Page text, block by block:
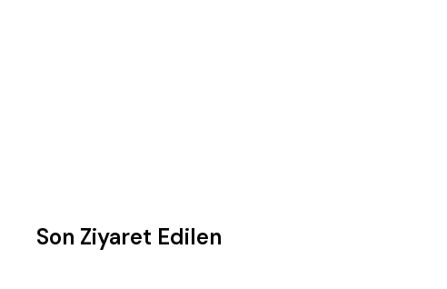
Son Ziyaret Edilen